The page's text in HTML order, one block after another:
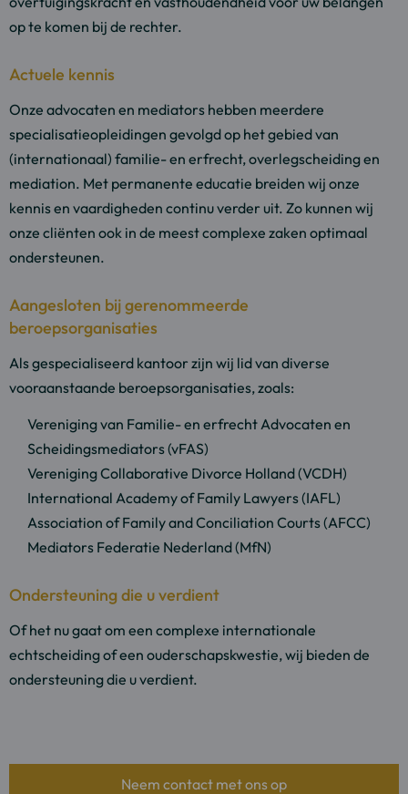
op te komen bij de rechter.
Actuele kennis
Onze advocaten en mediators hebben meerdere
specialisatieopleidingen gevolgd op het gebied van
(internationaal) familie- en erfrecht, overlegscheiding en
mediation. Met permanente educatie breiden wij onze
kennis en vaardigheden continu verder uit. Zo kunnen wij
onze cliënten ook in de meest complexe zaken optimaal
ondersteunen.
Aangesloten bij gerenommeerde
beroepsorganisaties
Als gespecialiseerd kantoor zijn wij lid van diverse
vooraanstaande beroepsorganisaties, zoals:
Vereniging van Familie- en erfrecht Advocaten en
Scheidingsmediators (vFAS)
Vereniging Collaborative Divorce Holland (VCDH)
International Academy of Family Lawyers (IAFL)
Association of Family and Conciliation Courts (AFCC)
Mediators Federatie Nederland (MfN)
Ondersteuning die u verdient
Of het nu gaat om een complexe internationale
echtscheiding of een ouderschapskwestie, wij bieden de
ondersteuning die u verdient.
Neem contact met ons op